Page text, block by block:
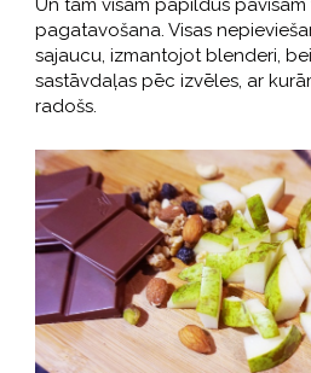
Un tam visam papildus pavisam
pagatavošana. Visas
sajaucu, izmantojot blenderi,
sastāvdaļas pēc izvēles, ar
radošs.